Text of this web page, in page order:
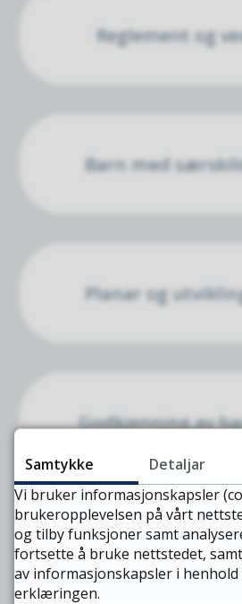
Reglement og
Barn med
Planar og
Godkjenning av
Tverrfagleg team for
Samtykke Detaljar
Vi bruker informasjonskapsler
brukeropplevelsen på vårt
og tilby funksjoner samt
fortsette å bruke nettstedet,
av informasjonskapsler i henhold
erklæringen.